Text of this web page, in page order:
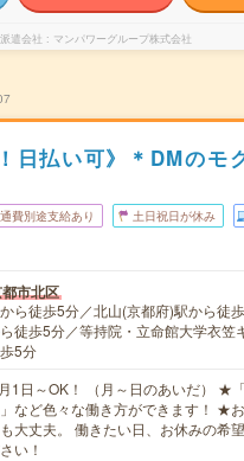
派遣会社 マンパワーグループ株式会社
日払い可》＊DMのモ
費別途支給あり 土日祝日が休み
市北区
ら徒歩5分／北山(京都府)駅から徒
徒歩5分／等持院・立命館大学衣笠
5分
1日～OK！ （月～日のあいだ） ★
など色々な働き方ができます！ ★
大丈夫。 働きたい日、お休みの希
い！